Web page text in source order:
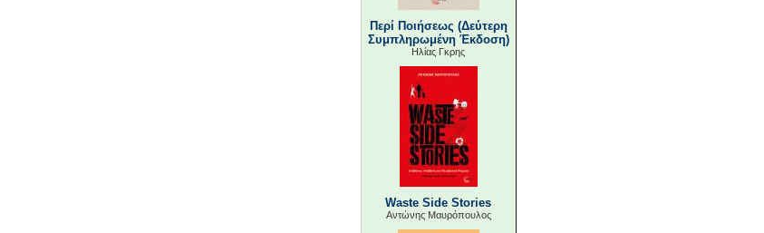
Περί Ποιήσεως (Δεύτερη
Συμπληρωμένη Έκδοση)
Ηλίας Γκρης
Waste Side Stories
Αντώνης Μαυρόπουλος